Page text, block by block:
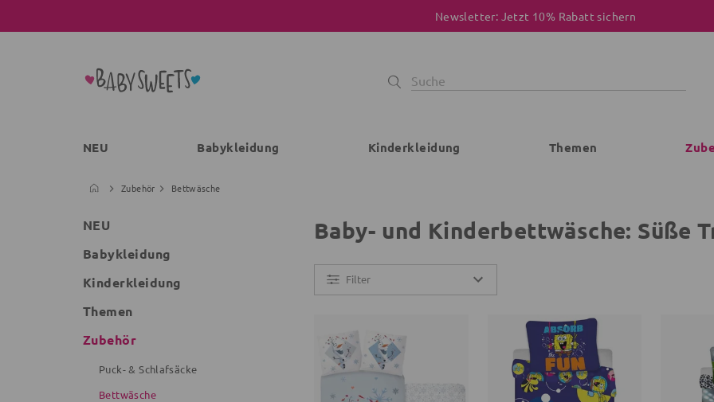
Newsletter: Jetzt 10% Rabatt sichern
NEU Babykleidung Kinderkleidung Themen
Zubehör Bettwäsche
NEU
Babykleidung
Kinderkleidung
Themen
Zubehör
Puck- & Schlafsäcke
Bettwäsche
Baby- und Kinderbettwäsche: Süße
Filter